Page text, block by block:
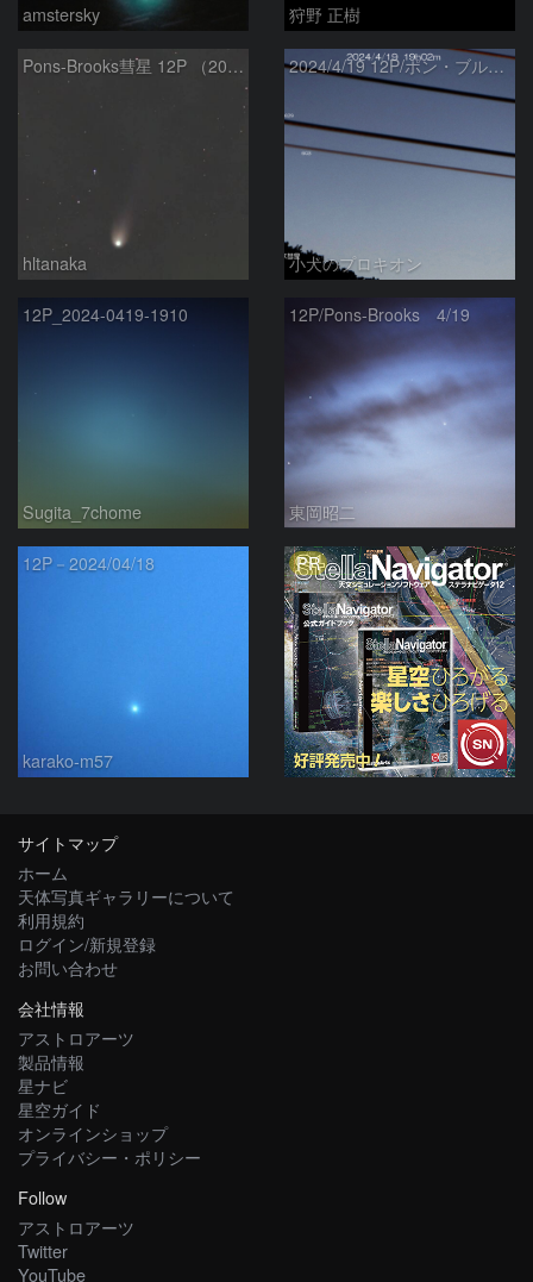
amstersky 狩野 正樹
Pons-Brooks彗星 12P （2024/04/08） 米国テキサス州
hltanaka
2024/4/19 12P/ポン・ブルックス彗星・木星・天王星
小犬のプロキオン
12P_2024-0419-1910
Sugita_7chome
12P/Pons-Brooks 4/19
東岡昭二
12P－2024/04/18
karako-m57
PR
サイトマップ
ホーム
天体写真ギャラリーについて
利用規約
ログイン/新規登録
お問い合わせ
会社情報
アストロアーツ
製品情報
星ナビ
星空ガイド
オンラインショップ
プライバシー・ポリシー
Follow
アストロアーツ
Twitter
YouTube